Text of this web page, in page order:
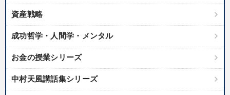
IT・サービス・金融業
キーワード
モノづくり 新技術
資産戦略
成功哲学・人間学・メンタル
お金の授業シリーズ
中村天風講話集シリーズ